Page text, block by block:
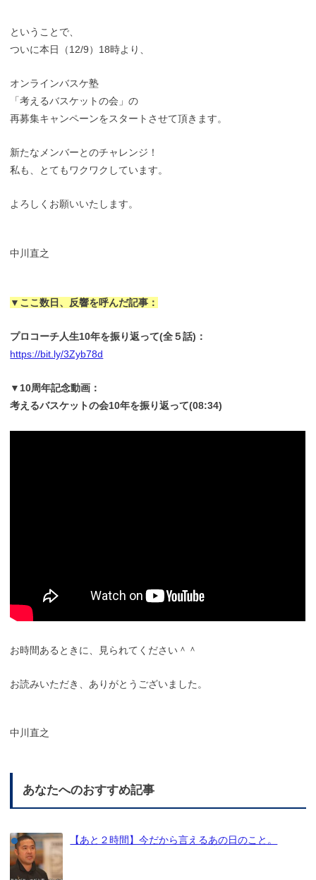
ということで、
ついに本日（12/9）18時より、
オンラインバスケ塾
「考えるバスケットの会」の
再募集キャンペーンをスタートさせて頂きます。
新たなメンバーとのチャレンジ！
私も、とてもワクワクしています。
よろしくお願いいたします。
中川直之
▼ここ数日、反響を呼んだ記事：
プロコーチ人生10年を振り返って(全５話)：
https://bit.ly/3Zyb78d
▼10周年記念動画：
考えるバスケットの会10年を振り返って(08:34)
お時間あるときに、見られてください＾＾
お読みいただき、ありがとうございました。
中川直之
あなたへのおすすめ記事
【あと２時間】今だから言えるあの日のこと。